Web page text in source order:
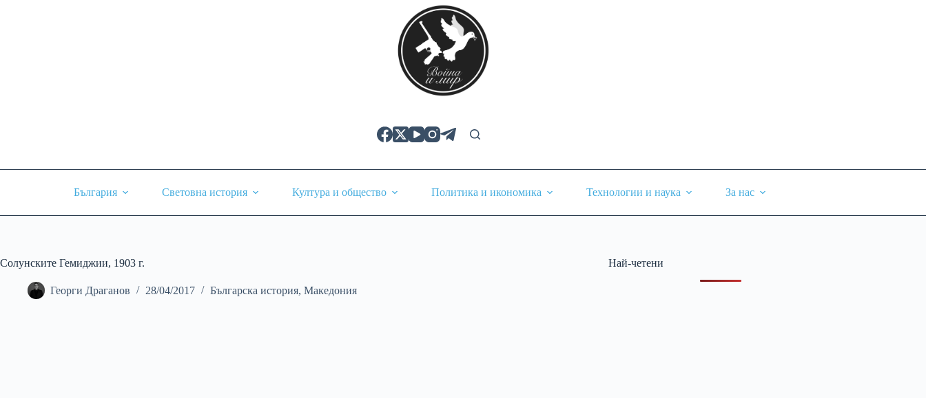
България Световна история Култура и общество Политика и икономика Технологии и наука За нас
Солунските Гемиджии, 1903 г.
Георги Драганов 28/04/2017 Българска история, Македония
Най-четени